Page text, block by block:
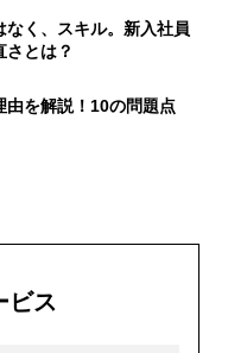
なく、スキル。新入社員
さとは？
由を解説！10の問題点
ビス